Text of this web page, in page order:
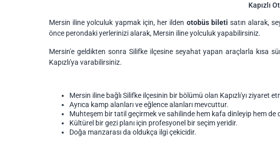
Kapızlı
Mersin iline yolculuk yapmak için, her ilden otobüs bileti satın alarak,
önce perondaki yerlerinizi alarak, Mersin iline yolculuk yapabilirsiniz.
Mersin'e geldikten sonra Silifke ilçesine seyahat yapan araçlarla kısa
Kapızlı'ya varabilirsiniz.
Mersin iline bağlı Silifke ilçesinin bir bölümü olan Kapızlı'yı ziyaret
Ayrıca kamp alanları ve eğlence alanları mevcuttur.
Muhteşem bir tatil geçirmek ve sahilinde hem kafa dinleyip hem de
Kültürel bir gezi planı için profesyonel bir seçim yeridir.
Doğa manzarası da oldukça ilgi çekicidir.